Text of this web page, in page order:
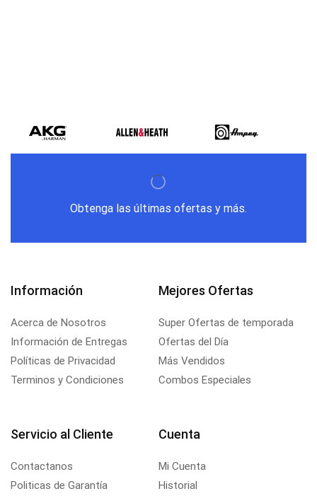
Obtenga las últimas ofertas y más.
Información
Acerca de Nosotros
Información de Entregas
Políticas de Privacidad
Terminos y Condiciones
Mejores Ofertas
Super Ofertas de temporada
Ofertas del Día
Más Vendidos
Combos Especiales
Servicio al Cliente
Contactanos
Politicas de Garantía
Cuenta
Mi Cuenta
Historial